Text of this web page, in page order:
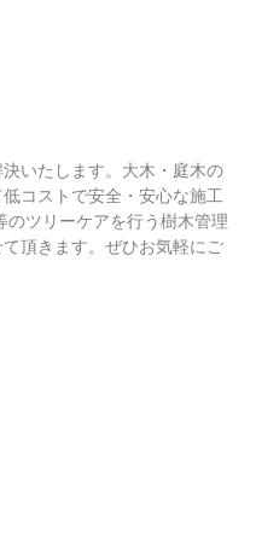
いたします。大木・庭木の
コストで安全・安心な施工
ツリーケアを行う樹木管理
頂きます。ぜひお気軽にご